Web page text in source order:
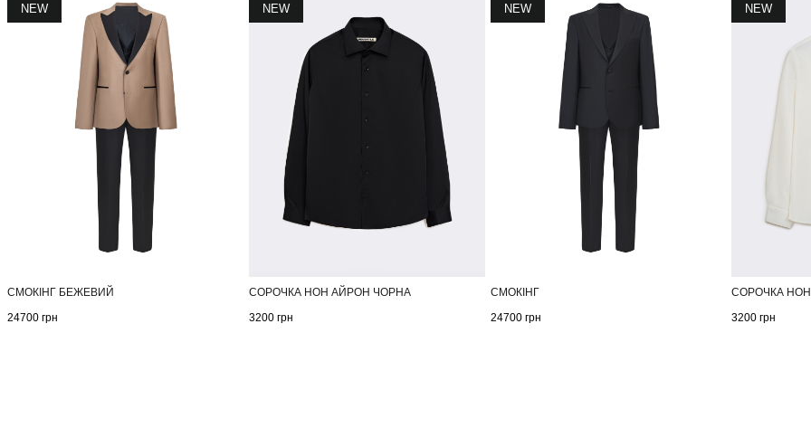
СМОКІНГ БЕЖЕВИЙ
24700 грн
NEW
СОРОЧКА НОН АЙРОН ЧОРНА
3200 грн
NEW
СМОКІНГ
24700 грн
NEW
СОРОЧКА
3200грн
NEW